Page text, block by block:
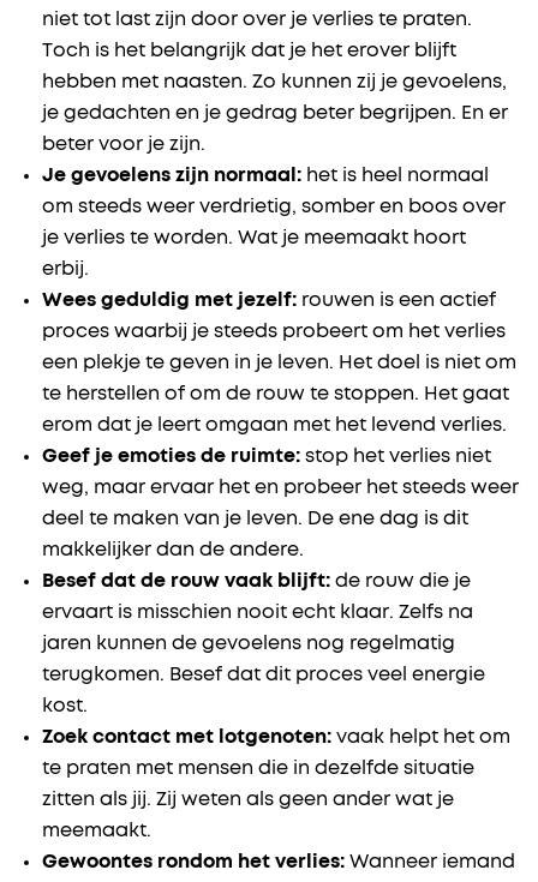
niet tot last zijn door over je verlies te praten.
Toch is het belangrijk dat je het erover blijft
hebben met naasten. Zo kunnen zij je gevoelens,
je gedachten en je gedrag beter begrijpen. En er
beter voor je zijn.
Je gevoelens zijn normaal: het is heel normaal
om steeds weer verdrietig, somber en boos over
je verlies te worden. Wat je meemaakt hoort
erbij.
Wees geduldig met jezelf: rouwen is een actief
proces waarbij je steeds probeert om het verlies
een plekje te geven in je leven. Het doel is niet om
te herstellen of om de rouw te stoppen. Het gaat
erom dat je leert omgaan met het levend verlies.
Geef je emoties de ruimte: stop het verlies niet
weg, maar ervaar het en probeer het steeds weer
deel te maken van je leven. De ene dag is dit
makkelijker dan de andere.
Besef dat de rouw vaak blijft: de rouw die je
ervaart is misschien nooit echt klaar. Zelfs na
jaren kunnen de gevoelens nog regelmatig
terugkomen. Besef dat dit proces veel energie
kost.
Zoek contact met lotgenoten: vaak helpt het om
te praten met mensen die in dezelfde situatie
zitten als jij. Zij weten als geen ander wat je
meemaakt.
Gewoontes rondom het verlies: Wanneer iemand